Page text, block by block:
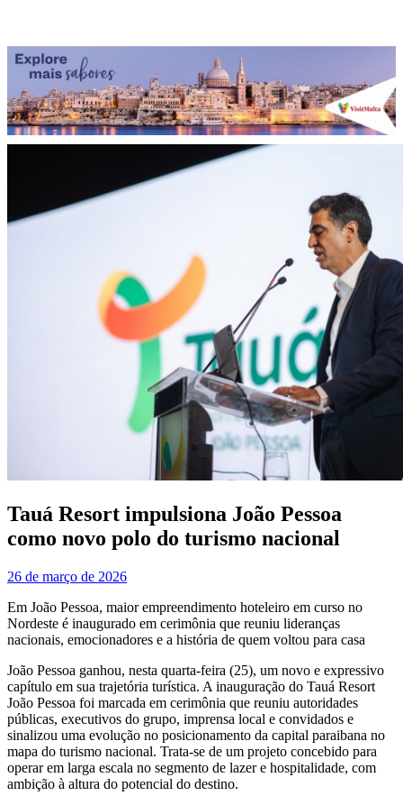
Tauá Resort impulsiona João Pessoa
como novo polo do turismo nacional
26 de março de 2026
Em João Pessoa, maior empreendimento hoteleiro em curso no
Nordeste é inaugurado em cerimônia que reuniu lideranças
nacionais, emocionadores e a história de quem voltou para casa
João Pessoa ganhou, nesta quarta-feira (25), um novo e expressivo
capítulo em sua trajetória turística. A inauguração do Tauá Resort
João Pessoa foi marcada em cerimônia que reuniu autoridades
públicas, executivos do grupo, imprensa local e convidados e
sinalizou uma evolução no posicionamento da capital paraibana no
mapa do turismo nacional. Trata-se de um projeto concebido para
operar em larga escala no segmento de lazer e hospitalidade, com
ambição à altura do potencial do destino.